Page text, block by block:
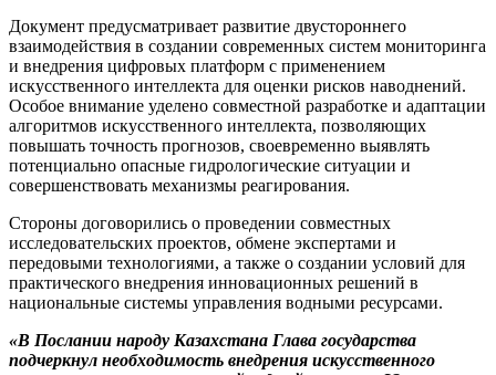
Документ предусматривает развитие двустороннего
взаимодействия в создании современных систем мониторинга
и внедрения цифровых платформ с применением
искусственного интеллекта для оценки рисков наводнений.
Особое внимание уделено совместной разработке и адаптации
алгоритмов искусственного интеллекта, позволяющих
повышать точность прогнозов, своевременно выявлять
потенциально опасные гидрологические ситуации и
совершенствовать механизмы реагирования.
Стороны договорились о проведении совместных
исследовательских проектов, обмене экспертами и
передовыми технологиями, а также о создании условий для
практического внедрения инновационных решений в
национальные системы управления водными ресурсами.
«В Послании народу Казахстана Глава государства
подчеркнул необходимость внедрения искусственного